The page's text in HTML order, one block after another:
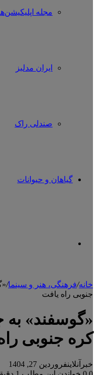
مجله
ایران مدلبز
صندلی راک
گیاهان و حیوانات
پوسته
خانه/فرهنگی، هنر و سینما/
جنوبی راه یافت
«گوسفند» به
کره جنوبی
خبرآنلاینفروردین 27, 1404